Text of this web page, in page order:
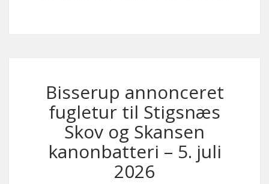
Bisserup annonceret
fugletur til Stigsnæs
Skov og Skansen
kanonbatteri – 5. juli
2026